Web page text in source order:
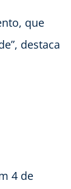
que
destaca
4 de